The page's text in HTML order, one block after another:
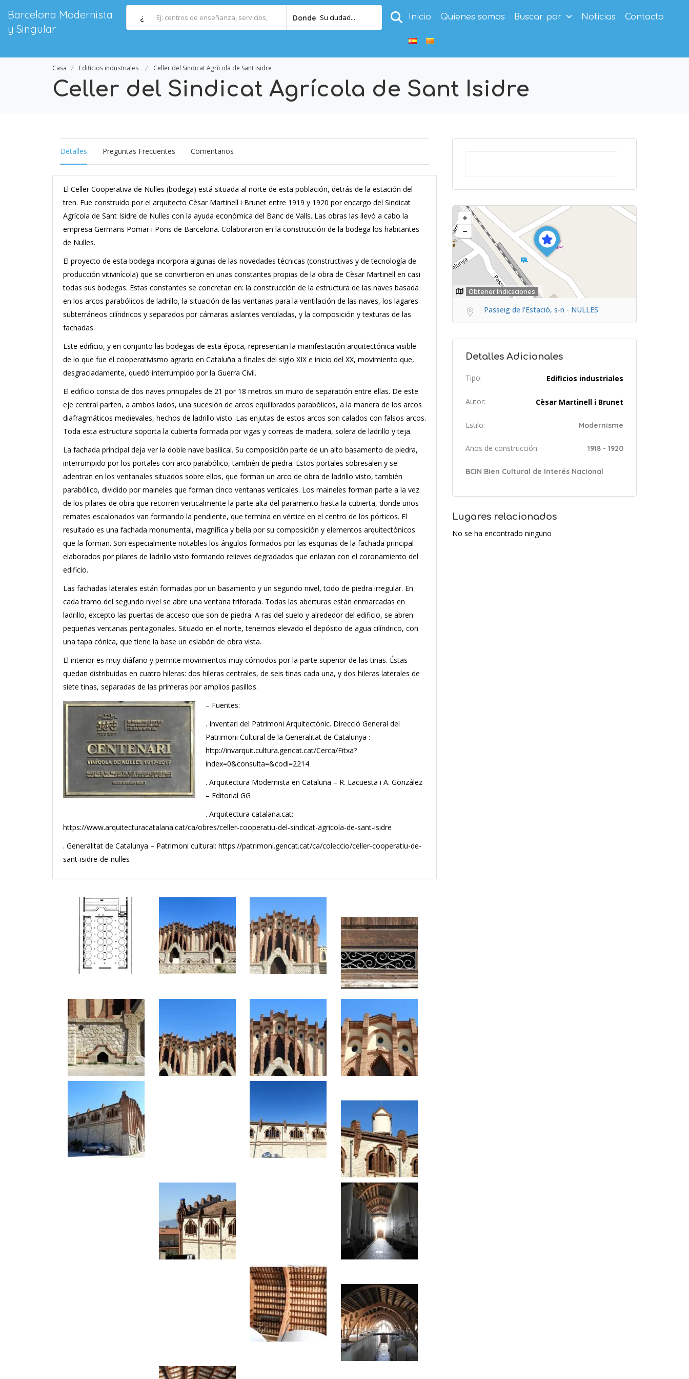
Barcelona Modernista
y Singular
¿ Donde Su ciudad... Inicio Quienes somos Buscar por Noticias Contacto
Casa Edificios industriales Celler del Sindicat Agrícola de Sant Isidre
Celler del Sindicat Agrícola de Sant Isidre
Detalles Preguntas Frecuentes Comentarios
El Celler Cooperativa de Nulles (bodega) está situada al norte de esta población, detrás de la estación del
tren. Fue construido por el arquitecto Cèsar Martinell i Brunet entre 1919 y 1920 por encargo del Sindicat
Agrícola de Sant Isidre de Nulles con la ayuda económica del Banc de Valls. Las obras las llevó a cabo la
empresa Germans Pomar i Pons de Barcelona. Colaboraron en la construcción de la bodega los habitantes
de Nulles.
El proyecto de esta bodega incorpora algunas de las novedades técnicas (constructivas y de tecnología de
producción vitivinícola) que se convirtieron en unas constantes propias de la obra de Cèsar Martinell en casi
todas sus bodegas. Estas constantes se concretan en: la construcción de la estructura de las naves basada
en los arcos parabólicos de ladrillo, la situación de las ventanas para la ventilación de las naves, los lagares
subterráneos cilíndricos y separados por cámaras aislantes ventiladas, y la composición y texturas de las
fachadas.
Este edificio, y en conjunto las bodegas de esta época, representan la manifestación arquitectónica visible
de lo que fue el cooperativismo agrario en Cataluña a finales del siglo XIX e inicio del XX, movimiento que,
desgraciadamente, quedó interrumpido por la Guerra Civil.
El edificio consta de dos naves principales de 21 por 18 metros sin muro de separación entre ellas. De este
eje central parten, a ambos lados, una sucesión de arcos equilibrados parabólicos, a la manera de los arcos
diafragmáticos medievales, hechos de ladrillo visto. Las enjutas de estos arcos son calados con falsos arcos.
Toda esta estructura soporta la cubierta formada por vigas y correas de madera, solera de ladrillo y teja.
La fachada principal deja ver la doble nave basilical. Su composición parte de un alto basamento de piedra,
interrumpido por los portales con arco parabólico, también de piedra. Estos portales sobresalen y se
adentran en los ventanales situados sobre ellos, que forman un arco de obra de ladrillo visto, también
parabólico, dividido por maineles que forman cinco ventanas verticales. Los maineles forman parte a la vez
de los pilares de obra que recorren verticalmente la parte alta del paramento hasta la cubierta, donde unos
remates escalonados van formando la pendiente, que termina en vértice en el centro de los pórticos. El
resultado es una fachada monumental, magnífica y bella por su composición y elementos arquitectónicos
que la forman. Son especialmente notables los ángulos formados por las esquinas de la fachada principal
elaborados por pilares de ladrillo visto formando relieves degradados que enlazan con el coronamiento del
edificio.
Las fachadas laterales están formadas por un basamento y un segundo nivel, todo de piedra irregular. En
cada tramo del segundo nivel se abre una ventana triforada. Todas las aberturas están enmarcadas en
ladrillo, excepto las puertas de acceso que son de piedra. A ras del suelo y alrededor del edificio, se abren
pequeñas ventanas pentagonales. Situado en el norte, tenemos elevado el depósito de agua cilíndrico, con
una tapa cónica, que tiene la base un eslabón de obra vista.
El interior es muy diáfano y permite movimientos muy cómodos por la parte superior de las tinas. Éstas
quedan distribuidas en cuatro hileras: dos hileras centrales, de seis tinas cada una, y dos hileras laterales de
siete tinas, separadas de las primeras por amplios pasillos.
– Fuentes:
. Inventari del Patrimoni Arquitectònic. Direcció General del
Patrimoni Cultural de la Generalitat de Catalunya :
http://invarquit.cultura.gencat.cat/Cerca/Fitxa?
index=0&consulta=&codi=2214
. Arquitectura Modernista en Cataluña – R. Lacuesta i A. González
– Editorial GG
. Arquitectura catalana.cat:
https://www.arquitecturacatalana.cat/ca/obres/celler-cooperatiu-del-sindicat-agricola-de-sant-isidre
. Generalitat de Catalunya – Patrimoni cultural: https://patrimoni.gencat.cat/ca/coleccio/celler-cooperatiu-de-
sant-isidre-de-nulles
Obtener Indicaciones
Passeig de l'Estació, s-n - NULLES
Detalles Adicionales
Tipo: Edificios industriales
Autor: Cèsar Martinell i Brunet
Estilo: Modernisme
Años de construcción: 1918 - 1920
BCIN Bien Cultural de Interés Nacional
Lugares relacionados
No se ha encontrado ninguno